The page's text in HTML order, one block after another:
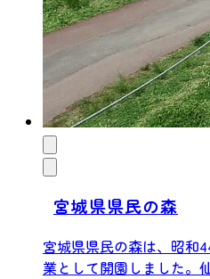
宮城県県民の森
宮城県県民の森は、昭和
業として開園しました。